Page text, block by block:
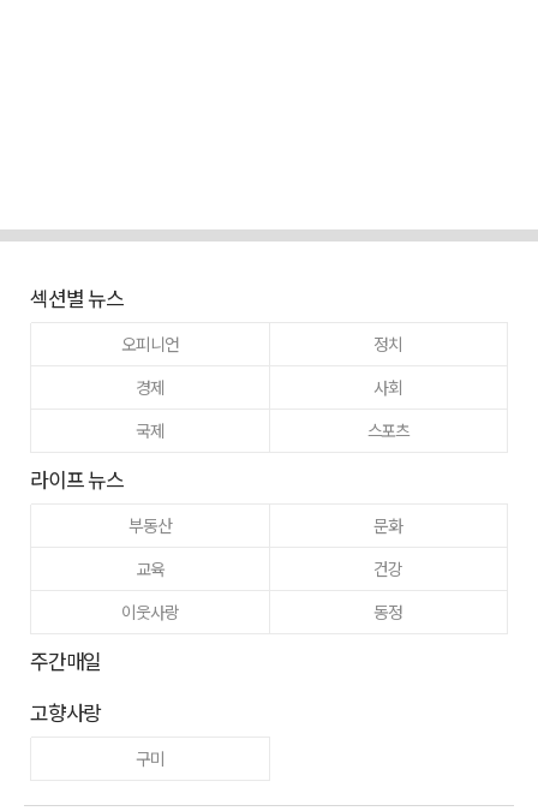
섹션별 뉴스
오피니언
정치
경제
사회
국제
스포츠
라이프 뉴스
부동산
문화
교육
건강
이웃사랑
동정
주간매일
고향사랑
구미